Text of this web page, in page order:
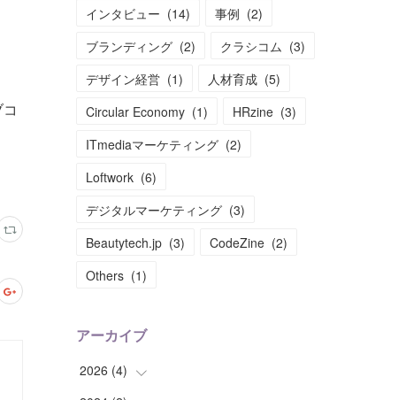
インタビュー (14) 事例 (2)
ブランディング (2) クラシコム (3)
デザイン経営 (1) 人材育成 (5)
Circular Economy (1) HRzine (3)
ITmediaマーケティング (2)
Loftwork (6)
デジタルマーケティング (3)
Beautytech.jp (3) CodeZine (2)
Others (1)
アーカイブ
2026 (4)